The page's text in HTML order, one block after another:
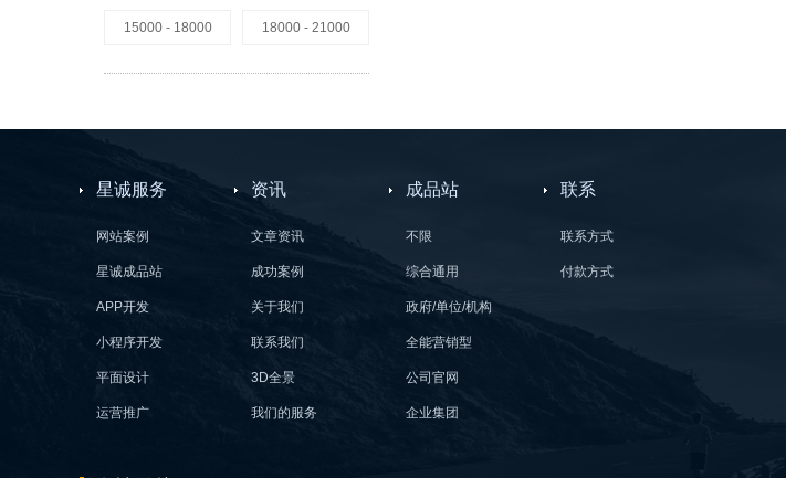
15000 - 18000 18000 - 21000
星诚服务
网站案例
星诚成品站
APP开发
小程序开发
平面设计
运营推广
资讯
文章资讯
成功案例
关于我们
联系我们
3D全景
我们的服务
成品站
不限
综合通用
政府/单位/机构
全能营销型
公司官网
企业集团
联系
联系方式
付款方式